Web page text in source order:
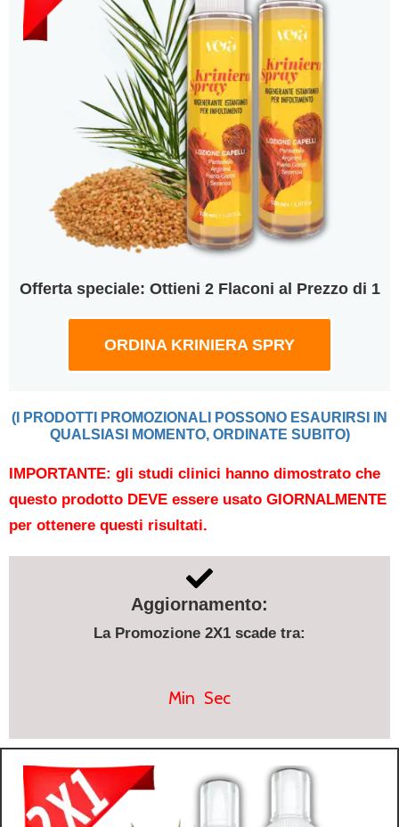
Offerta speciale: Ottieni 2 Flaconi al Prezzo di 1
ORDINA KRINIERA SPRY
(I PRODOTTI PROMOZIONALI POSSONO ESAURIRSI IN
QUALSIASI MOMENTO, ORDINATE SUBITO)
IMPORTANTE: gli studi clinici hanno dimostrato che
questo prodotto DEVE essere usato GIORNALMENTE
per ottenere questi risultati.
Aggiornamento:
La Promozione 2X1 scade tra:
Min Sec